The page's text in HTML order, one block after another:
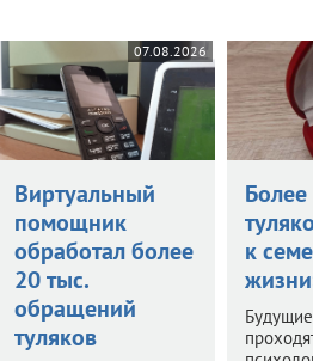
07.08.2026
Виртуальный
помощник
обработал более
20 тыс.
обращений
туляков
к